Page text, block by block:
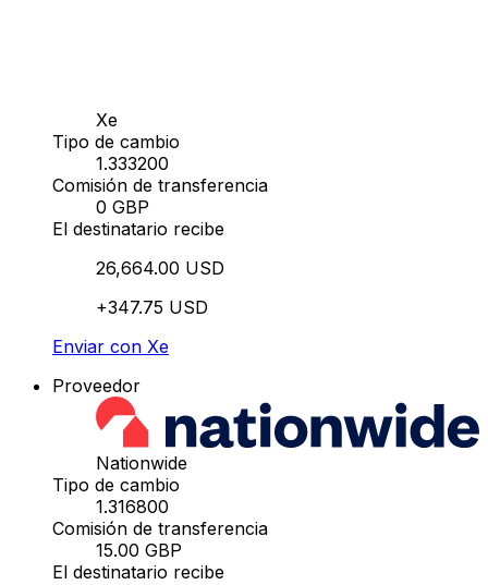
Xe
Tipo de cambio
1.333200
Comisión de transferencia
0 GBP
El destinatario recibe
26,664.00 USD
+347.75 USD
Enviar con Xe
Proveedor
Nationwide
Tipo de cambio
1.316800
Comisión de transferencia
15.00 GBP
El destinatario recibe